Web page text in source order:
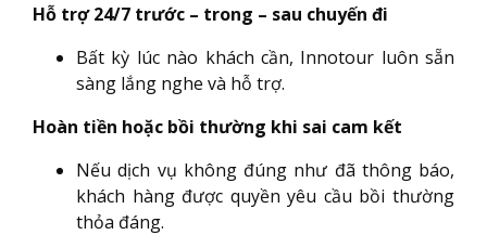
Hỗ trợ 24/7 trước – trong – sau chuyến đi
Bất kỳ lúc nào khách cần, Innotour luôn sẵn
sàng lắng nghe và hỗ trợ.
Hoàn tiền hoặc bồi thường khi sai cam kết
Nếu dịch vụ không đúng như đã thông báo,
khách hàng được quyền yêu cầu bồi thường
thỏa đáng.